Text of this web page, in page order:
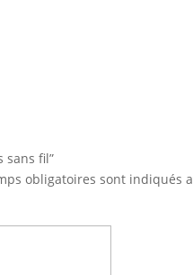
sans fil”
obligatoires sont indiqués